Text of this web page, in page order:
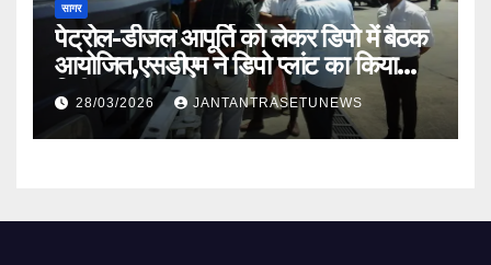
सागर
पेट्रोल-डीजल आपूर्ति को लेकर डिपो में बैठक
आयोजित,एसडीएम ने डिपो प्लांट का किया
निरीक्षण
28/03/2026 JANTANTRASETUNEWS